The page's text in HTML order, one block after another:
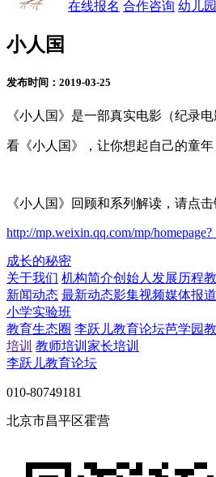
在线报名 合作咨询 幼儿
小人国
发布时间：2019-03-25
《小人国》是一部真实电影（纪录
看《小人国》，让你想起自己的童
《小人国》回顾和系列解读，请点击
http://mp.weixin.qq.com/mp/
成长的秘密
关于我们 机构简介创始人 发展历程
新闻动态 最新动态影集视频媒体报道
小学实验班
教育生态圈 李跃儿教育论坛芭学园
培训 教师培训 家长培训
李跃儿教育论坛
010-80749181
北京市昌平区霍营